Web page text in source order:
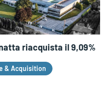
riacquista il 9,09%
& Acquisition